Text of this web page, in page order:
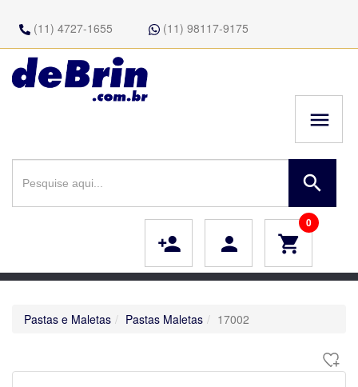
(11) 4727-1655 (11) 98117-9175
menu
search
shopping_cart
0
person
person_add
Pastas e Maletas Pastas Maletas 17002